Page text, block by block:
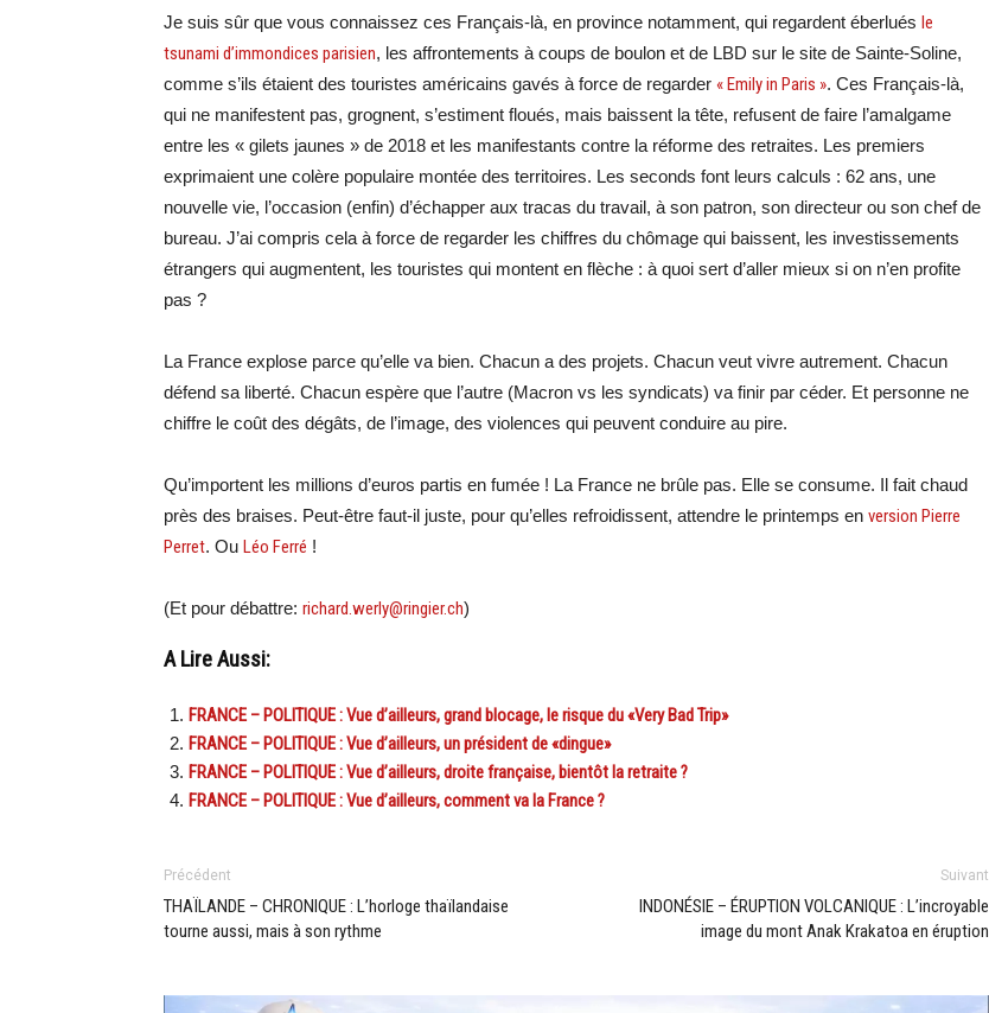
Je suis sûr que vous connaissez ces Français-là, en province notamment, qui regardent éberlués le
tsunami d’immondices parisien, les affrontements à coups de boulon et de LBD sur le site de Sainte-Soline,
comme s’ils étaient des touristes américains gavés à force de regarder « Emily in Paris ». Ces Français-là,
qui ne manifestent pas, grognent, s’estiment floués, mais baissent la tête, refusent de faire l’amalgame
entre les « gilets jaunes » de 2018 et les manifestants contre la réforme des retraites. Les premiers
exprimaient une colère populaire montée des territoires. Les seconds font leurs calculs : 62 ans, une
nouvelle vie, l’occasion (enfin) d’échapper aux tracas du travail, à son patron, son directeur ou son chef de
bureau. J’ai compris cela à force de regarder les chiffres du chômage qui baissent, les investissements
étrangers qui augmentent, les touristes qui montent en flèche : à quoi sert d’aller mieux si on n’en profite
pas ?
La France explose parce qu’elle va bien. Chacun a des projets. Chacun veut vivre autrement. Chacun
défend sa liberté. Chacun espère que l’autre (Macron vs les syndicats) va finir par céder. Et personne ne
chiffre le coût des dégâts, de l’image, des violences qui peuvent conduire au pire.
Qu’importent les millions d’euros partis en fumée ! La France ne brûle pas. Elle se consume. Il fait chaud
près des braises. Peut-être faut-il juste, pour qu’elles refroidissent, attendre le printemps en version Pierre
Perret. Ou Léo Ferré !
(Et pour débattre: richard.werly@ringier.ch)
A Lire Aussi:
FRANCE – POLITIQUE : Vue d’ailleurs, grand blocage, le risque du «Very Bad Trip»
FRANCE – POLITIQUE : Vue d’ailleurs, un président de «dingue»
FRANCE – POLITIQUE : Vue d’ailleurs, droite française, bientôt la retraite ?
FRANCE – POLITIQUE : Vue d’ailleurs, comment va la France ?
Précédent
THAÏLANDE – CHRONIQUE : L’horloge thaïlandaise
tourne aussi, mais à son rythme
Suivant
INDONÉSIE – ÉRUPTION VOLCANIQUE : L’incroyable
image du mont Anak Krakatoa en éruption